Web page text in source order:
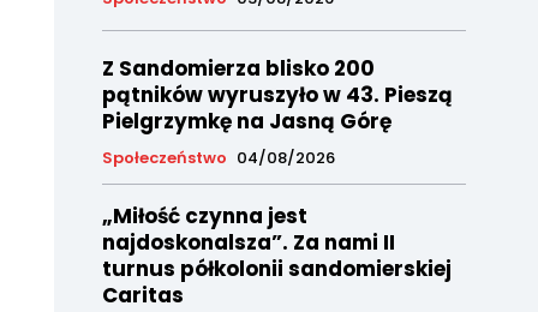
Z Sandomierza blisko 200
pątników wyruszyło w 43. Pieszą
Pielgrzymkę na Jasną Górę
Społeczeństwo 04/08/2026
„Miłość czynna jest
najdoskonalsza”. Za nami II
turnus półkolonii sandomierskiej
Caritas